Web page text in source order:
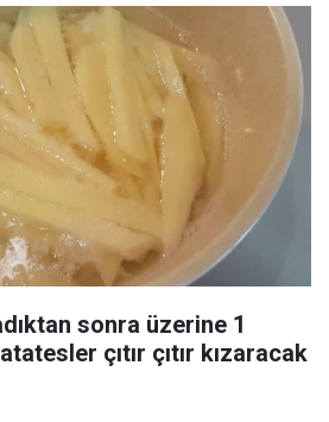
sonra üzerine 1
çıtır çıtır kızaracak